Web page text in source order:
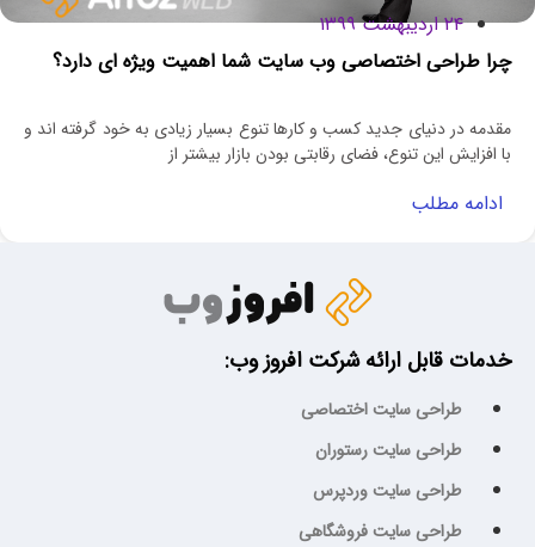
۲۴ اردیبهشت ۱۳۹۹
چرا طراحی اختصاصی وب سایت شما اهمیت ویژه ای دارد؟
مقدمه در دنیای جدید کسب و کارها تنوع بسیار زیادی به خود گرفته اند و
با افزایش این تنوع، فضای رقابتی بودن بازار بیشتر از
ادامه مطلب
خدمات قابل ارائه شرکت افروز وب:
طراحی سایت اختصاصی
طراحی سایت رستوران
طراحی سایت وردپرس
طراحی سایت فروشگاهی